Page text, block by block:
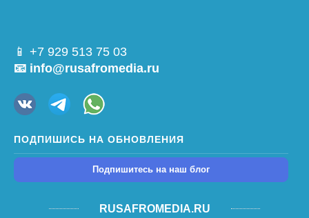
📱 +7 929 513 75 03
📧 info@rusafromedia.ru
ПОДПИШИСЬ НА ОБНОВЛЕНИЯ
Подпишитесь на наш блог
RUSAFROMEDIA.RU